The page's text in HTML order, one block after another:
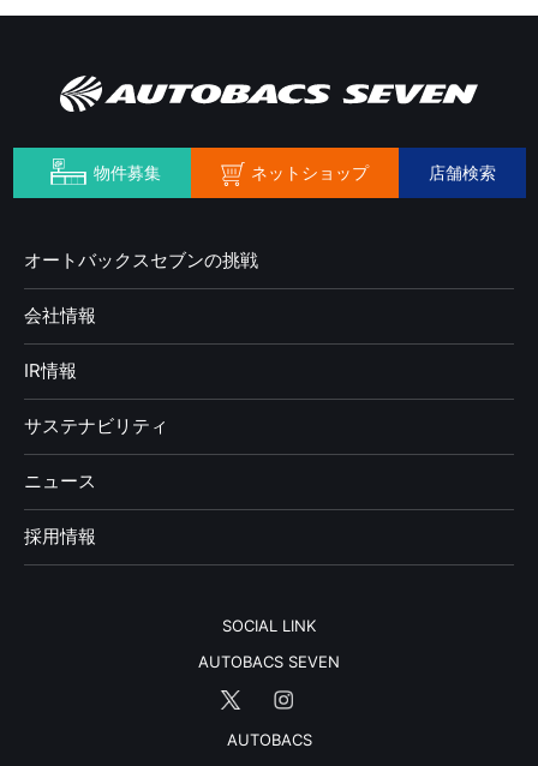
物件募集 ネットショップ 店舗検索
オートバックスセブンの挑戦
会社情報
IR情報
サステナビリティ
ニュース
採用情報
SOCIAL LINK
AUTOBACS SEVEN
AUTOBACS